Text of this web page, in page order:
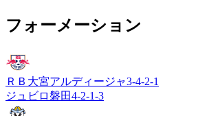
フォーメーション
ＲＢ大宮アルディージャ3-4-2-1
ジュビロ磐田4-2-1-3